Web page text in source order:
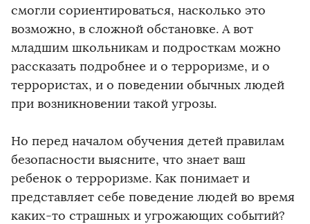
смогли сориентироваться, насколько это
возможно, в сложной обстановке. А вот
младшим школьникам и подросткам можно
рассказать подробнее и о терроризме, и о
террористах, и о поведении обычных людей
при возникновении такой угрозы.
Но перед началом обучения детей правилам
безопасности выясните, что знает ваш
ребенок о терроризме. Как понимает и
представляет себе поведение людей во время
каких-то страшных и угрожающих событий?